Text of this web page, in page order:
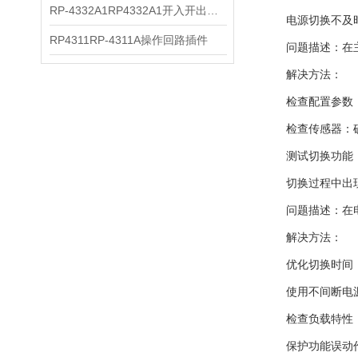
RP4311RP-4311A操作回路插件
电源切换不及
问题描述：在主
解决方法：
检查配置参数：
检查传感器：确
测试切换功能：
切换过程中出
问题描述：在电
解决方法：
优化切换时间：
使用不间断电源
检查负载特性：
保护功能误动